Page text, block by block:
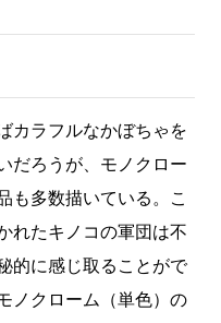
カラフルなかぼちゃを
だろうが、モノクロー
も多数描いている。こ
れたキノコの軍団は不
的に感じ取ることがで
ノクローム（単色）の